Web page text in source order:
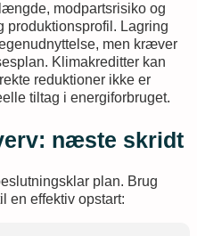
modpartsrisiko og
produktionsprofil. Lagring
men kræver
Klimakreditter kan
reduktioner ikke er
tiltag i energiforbruget.
næste skridt
plan. Brug
en effektiv opstart: